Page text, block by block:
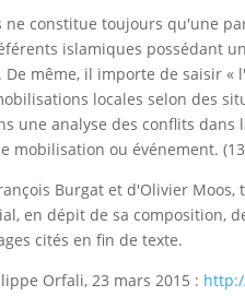
constitue toujours qu'une
islamiques possédant
même, il importe de saisir «
locales selon des
une analyse des conflits
ou événement.
Burgat et d'Olivier
en dépit de sa composition,
cités en fin de texte.
Orfali, 23 mars 2015 :